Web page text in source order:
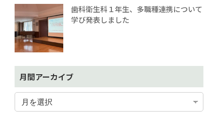
歯科衛生科１年生、多職種連携について
学び発表しました
月間アーカイブ